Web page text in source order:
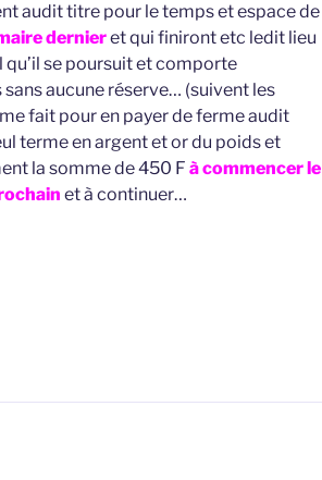
audit titre pour le temps et espace de
dernieret qui finiront etc ledit lieu
se poursuit et comporte
aucune réserve… (suivent les
fait pour en payer de ferme audit
terme en argent et or du poids et
la somme de 450 F à commencer le
et à continuer…